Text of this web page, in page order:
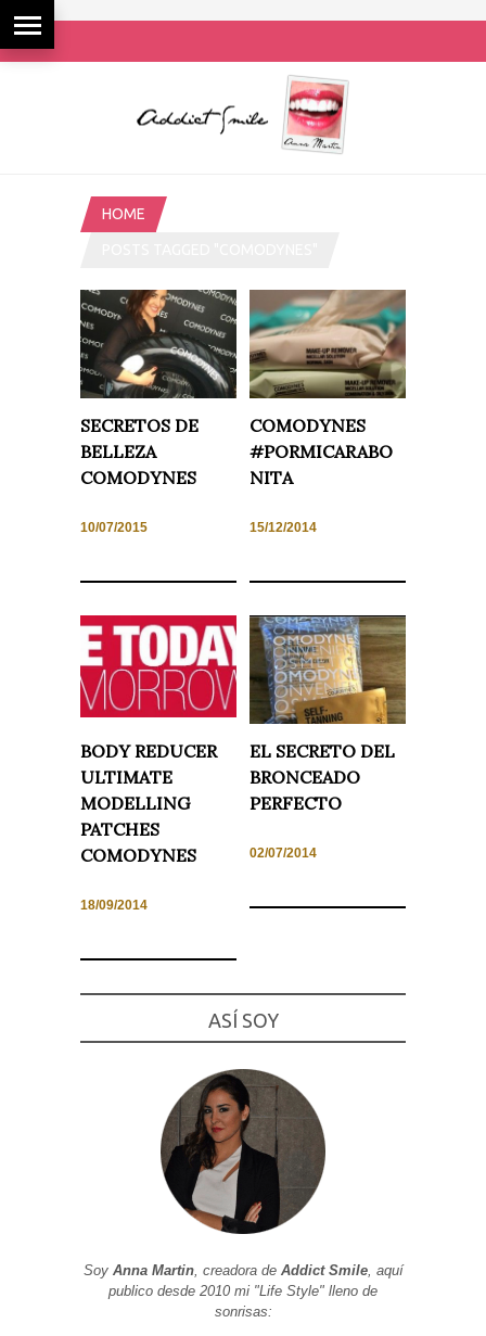
HOME
SECRETOS DE
BELLEZA
COMODYNES
10/07/2015
COMODYNES
#PORMICARABO
NITA
15/12/2014
BODY REDUCER
ULTIMATE
MODELLING
PATCHES
COMODYNES
18/09/2014
EL SECRETO DEL
BRONCEADO
PERFECTO
02/07/2014
ASÍ SOY
Soy Anna Martin, creadora de Addict Smile, aquí
publico desde 2010 mi "Life Style" lleno de
sonrisas:
Estadísticas
cookies no
opcionales.
para que
web. Para
podamos
mejorar la
funcionalidad
y estructura
se usa la
Experiencia
funcione lo
Marketing
Al compartir tus